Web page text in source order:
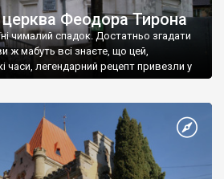
Феодора Тирона
чималий спадок. Достатньо згадати
ж мабуть всі знаєте, що цей,
часи, легендарний рецепт привезли у